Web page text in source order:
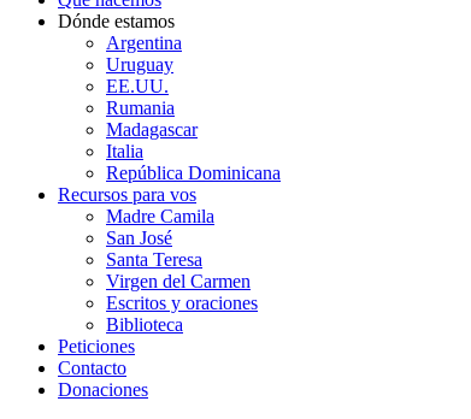
Dónde estamos
Argentina
Uruguay
EE.UU.
Rumania
Madagascar
Italia
República Dominicana
Recursos para vos
Madre Camila
San José
Santa Teresa
Virgen del Carmen
Escritos y oraciones
Biblioteca
Peticiones
Contacto
Donaciones